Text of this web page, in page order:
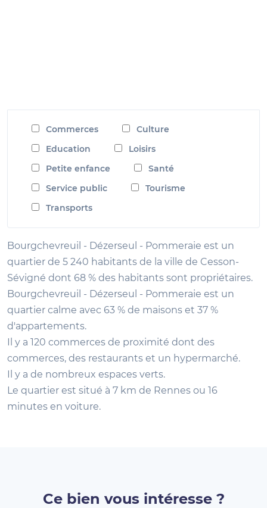
Commerces
Culture
Education
Loisirs
Petite enfance
Santé
Service public
Tourisme
Transports
Bourgchevreuil - Dézerseul - Pommeraie est un
quartier de 5 240 habitants de la ville de Cesson-
Sévigné dont 68 % des habitants sont propriétaires.
Bourgchevreuil - Dézerseul - Pommeraie est un
quartier calme avec 63 % de maisons et 37 %
d'appartements.
Il y a 120 commerces de proximité dont des
commerces, des restaurants et un hypermarché.
Il y a de nombreux espaces verts.
Le quartier est situé à 7 km de Rennes ou 16
minutes en voiture.
Ce bien vous intéresse ?